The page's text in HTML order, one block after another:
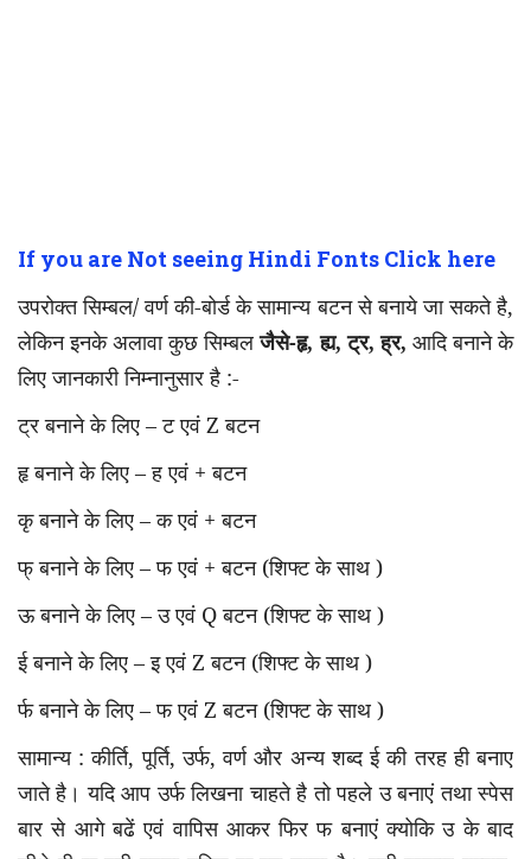
If you are Not seeing Hindi Fonts Click here
उपरोक्त सिम्बल/ वर्ण की-बोर्ड के सामान्य बटन से बनाये जा सकते है,
लेकिन इनके अलावा कुछ सिम्बलजैसे-हृ,ह्य,ट्र, ह्र, आदि बनाने के
लिए जानकारी निम्नानुसार है :-
ट्र बनाने के लिए – ट एवं Zबटन
हृ बनाने के लिए – ह एवं +बटन
कृ बनाने के लिए – क एवं +बटन
फ् बनाने के लिए – फ एवं +बटन (शिफ्ट के साथ )
ऊ बनाने के लिए – उ एवं Qबटन (शिफ्ट के साथ )
ई बनाने के लिए – इ एवं Zबटन (शिफ्ट के साथ )
र्फ बनाने के लिए – फ एवं Zबटन (शिफ्ट के साथ )
सामान्य : कीर्ति, पूर्ति, उर्फ, वर्ण और अन्य शब्द ई की तरह ही बनाए
जाते है। यदि आप उर्फ लिखना चाहते है तो पहले उ बनाएं तथा स्पेस
बार से आगे बढें एवं वापिस आकर फिर फ बनाएं क्योकि उ के बाद